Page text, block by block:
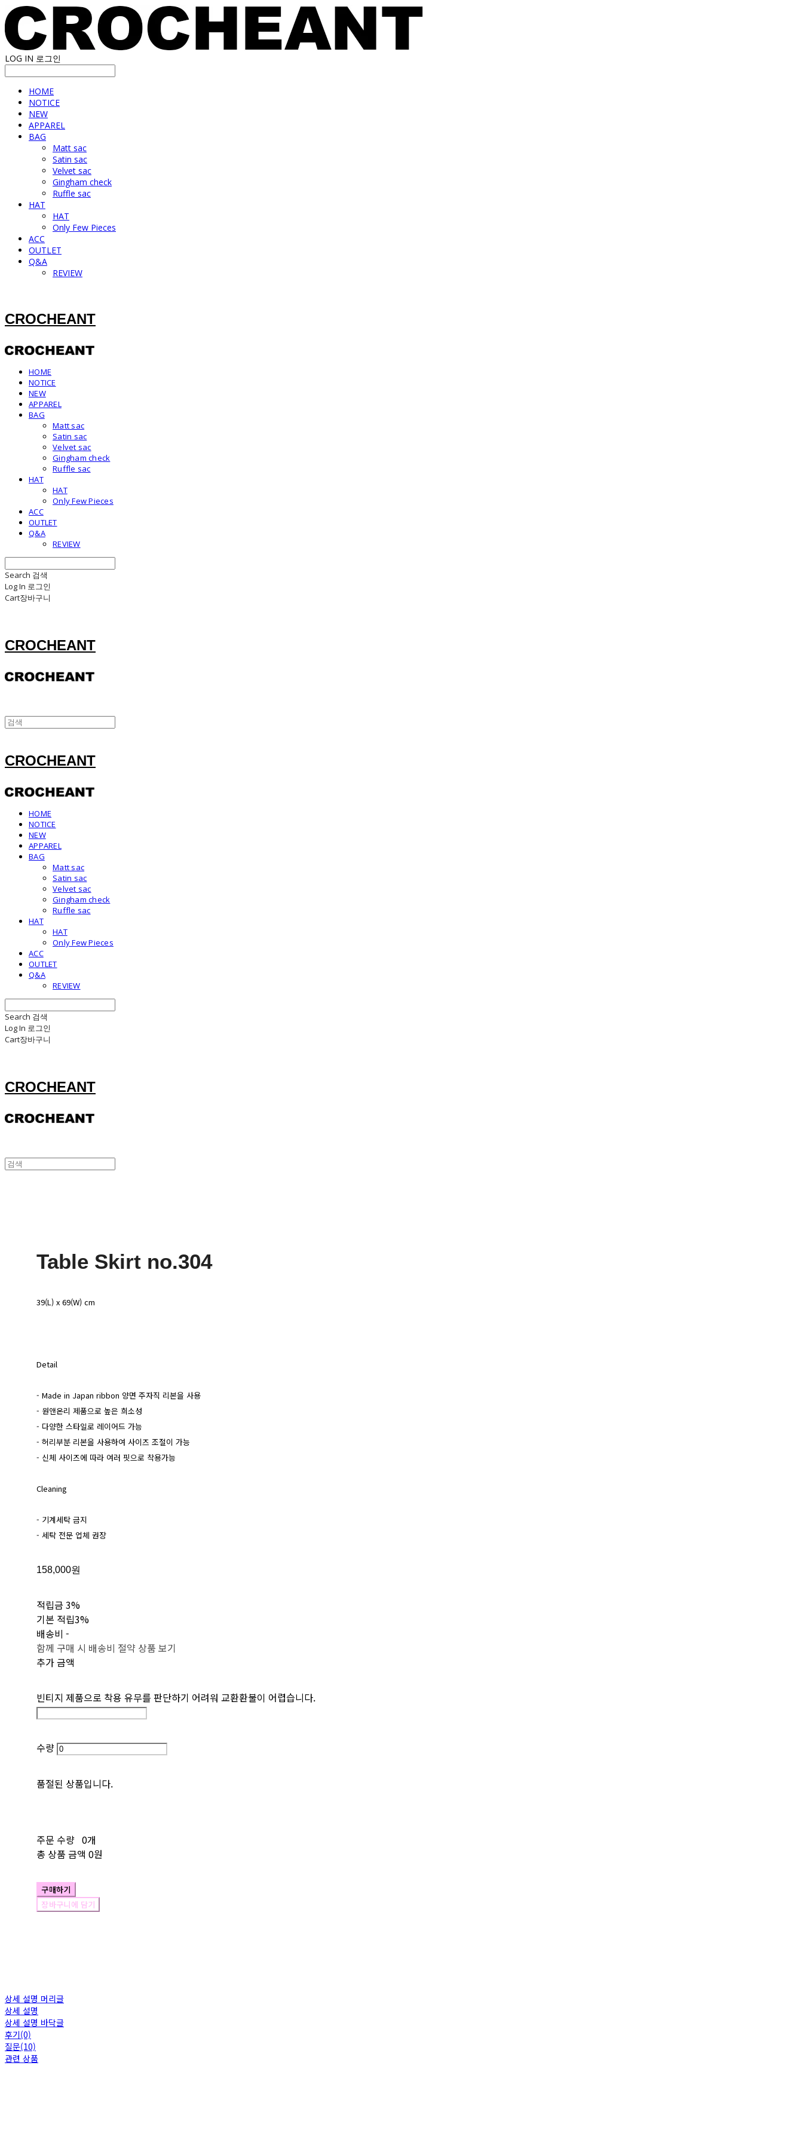
LOG IN 로그인
HOME
NOTICE
NEW
APPAREL
BAG
Matt sac
Satin sac
Velvet sac
Gingham check
Ruffle sac
HAT
HAT
Only Few Pieces
ACC
OUTLET
Q&A
REVIEW
CROCHEANT
HOME
NOTICE
NEW
APPAREL
BAG
Matt sac
Satin sac
Velvet sac
Gingham check
Ruffle sac
HAT
HAT
Only Few Pieces
ACC
OUTLET
Q&A
REVIEW
Search 검색
Log In 로그인
Cart장바구니
CROCHEANT
CROCHEANT
HOME
NOTICE
NEW
APPAREL
BAG
Matt sac
Satin sac
Velvet sac
Gingham check
Ruffle sac
HAT
HAT
Only Few Pieces
ACC
OUTLET
Q&A
REVIEW
Search 검색
Log In 로그인
Cart장바구니
CROCHEANT
Table Skirt no.304
39(L) x 69(W) cm
Detail
- Made in Japan ribbon 양면 주자직 리본을 사용
- 원앤온리 제품으로 높은 희소성
- 다양한 스타일로 레이어드 가능
- 허리부분 리본을 사용하여 사이즈 조절이 가능
- 신체 사이즈에 따라 여러 핏으로 착용가능
Cleaning
- 기계세탁 금지
- 세탁 전문 업체 권장
158,000원
적립금 3%
기본 적립3%
배송비-
함께 구매 시 배송비 절약 상품 보기
추가 금액
빈티지 제품으로 착용 유무를 판단하기 어려워 교환환불이 어렵습니다.
수량
품절된 상품입니다.
주문 수량 0개
총 상품 금액 0원
구매하기
장바구니에 담기
상세 설명 머리글
상세 설명
상세 설명 바닥글
후기(0)
질문(10)
관련 상품